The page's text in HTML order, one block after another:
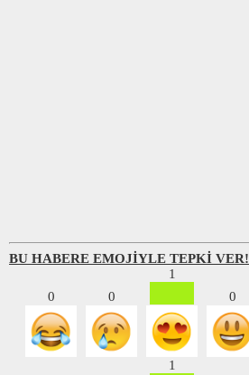
BU HABERE EMOJİYLE TEPKİ VER!
0 0
1
0
1